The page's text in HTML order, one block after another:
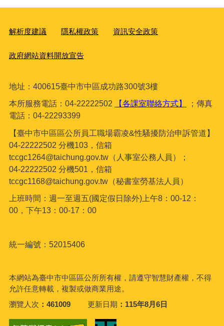
解析度建議 隱私權政策 資訊安全政策
政府網站資料開放宣告
地址：400615臺中市中區成功路300號3樓
本所服務電話：04-22222502 【各課室聯絡方式】
；傳真
電話：04-22293399
【臺中市中區區公所員工職場霸凌&性騷擾防治申訴管道】
04-22222502 分機103，信箱
tccgc1264@taichung.gov.tw（人事室公務人員）；
04-22222502 分機501，信箱
tccgc1168@taichung.gov.tw（秘書室勞基法人員）
上班時間：週一至週五(國定假日除外)上午8：00-12：
00，下午13：00-17：00
統一編號：52015406
本網站為臺中市中區區公所所有權，請遵守智慧財產權，不得
允許任意轉載，複製或做商業用途。
瀏覽人次
461009 更新日期 115年8月6日